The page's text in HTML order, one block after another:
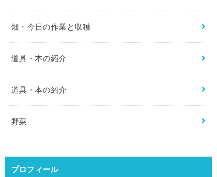
畑・今日の作業と収穫
道具・本の紹介
道具・本の紹介
野菜
プロフィール